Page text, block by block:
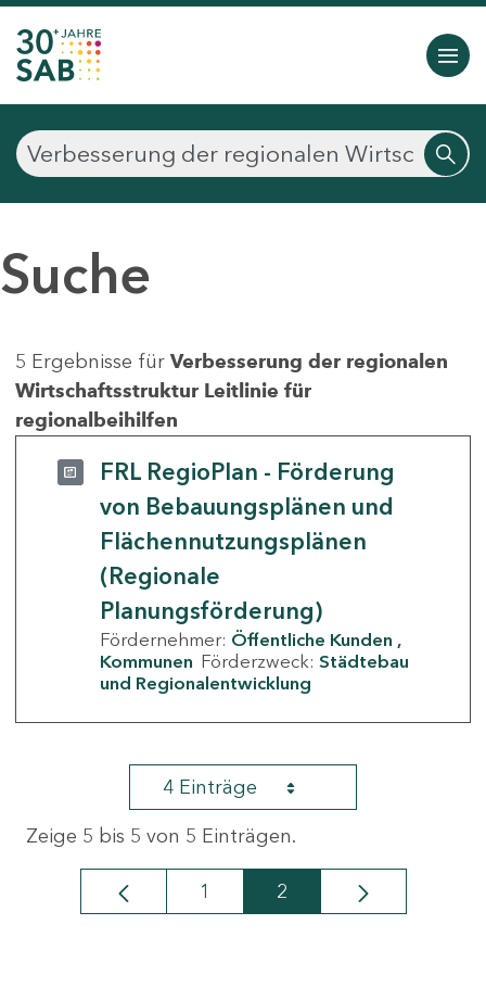
Suche
5 Ergebnisse für Verbesserung der regionalen
Wirtschaftsstruktur Leitlinie für
regionalbeihilfen
FRL RegioPlan - Förderung
von Bebauungsplänen und
Flächennutzungsplänen
(Regionale
Planungsförderung)
Fördernehmer: Öffentliche Kunden
Kommunen Förderzweck: Städtebau
und Regionalentwicklung
4 Einträge
Zeige 5 bis 5 von 5 Einträgen.
Seite
1 Seite
2